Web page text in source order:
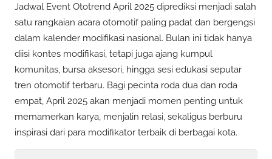
Jadwal Event Ototrend April 2025 diprediksi menjadi salah
satu rangkaian acara otomotif paling padat dan bergengsi
dalam kalender modifikasi nasional. Bulan ini tidak hanya
diisi kontes modifikasi, tetapi juga ajang kumpul
komunitas, bursa aksesori, hingga sesi edukasi seputar
tren otomotif terbaru. Bagi pecinta roda dua dan roda
empat, April 2025 akan menjadi momen penting untuk
memamerkan karya, menjalin relasi, sekaligus berburu
inspirasi dari para modifikator terbaik di berbagai kota.